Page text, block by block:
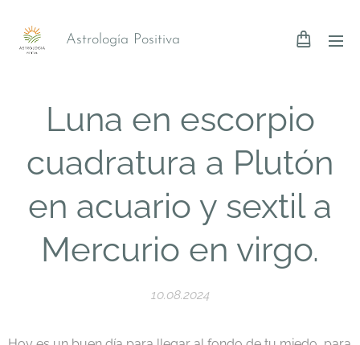
Astrología Positiva
Luna en escorpio
cuadratura a Plutón
en acuario y sextil a
Mercurio en virgo.
10.08.2024